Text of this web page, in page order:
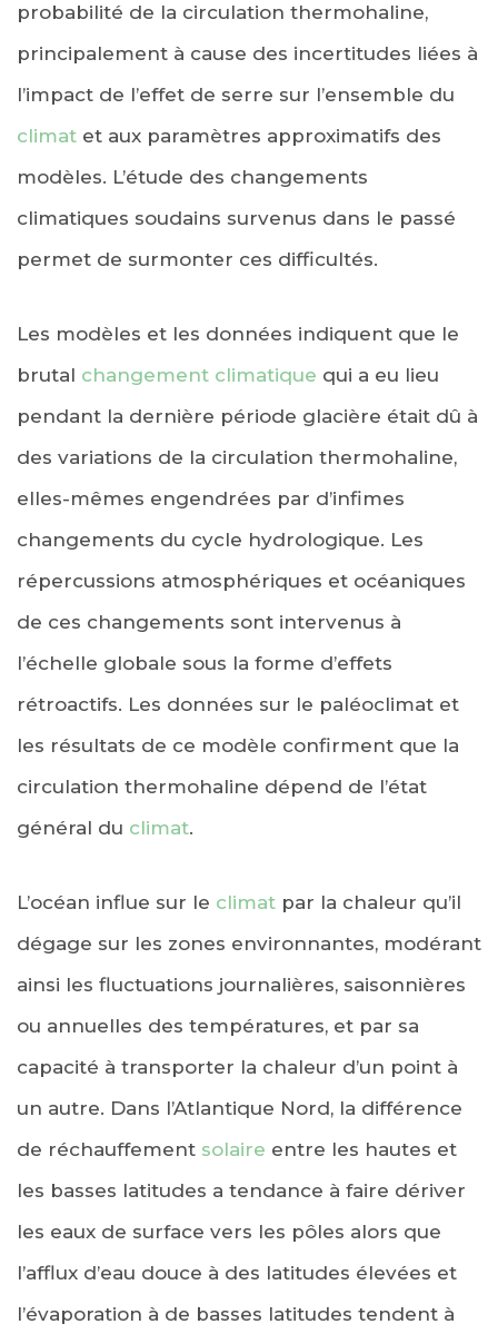
probabilité de la circulation thermohaline,
principalement à cause des incertitudes liées à
l’impact de l’effet de serre sur l’ensemble du
climat et aux paramètres approximatifs des
modèles. L’étude des changements
climatiques soudains survenus dans le passé
permet de surmonter ces difficultés.
Les modèles et les données indiquent que le
brutal changement climatique qui a eu lieu
pendant la dernière période glacière était dû à
des variations de la circulation thermohaline,
elles-mêmes engendrées par d’infimes
changements du cycle hydrologique. Les
répercussions atmosphériques et océaniques
de ces changements sont intervenus à
l’échelle globale sous la forme d’effets
rétroactifs. Les données sur le paléoclimat et
les résultats de ce modèle confirment que la
circulation thermohaline dépend de l’état
général du climat.
L’océan influe sur le climat par la chaleur qu’il
dégage sur les zones environnantes, modérant
ainsi les fluctuations journalières, saisonnières
ou annuelles des températures, et par sa
capacité à transporter la chaleur d’un point à
un autre. Dans l’Atlantique Nord, la différence
de réchauffement solaire entre les hautes et
les basses latitudes a tendance à faire dériver
les eaux de surface vers les pôles alors que
l’afflux d’eau douce à des latitudes élevées et
l’évaporation à de basses latitudes tendent à